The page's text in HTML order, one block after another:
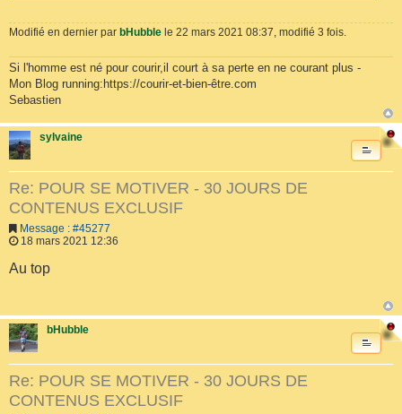
Modifié en dernier par bHubble le 22 mars 2021 08:37, modifié 3 fois.
Si l'homme est né pour courir,il court à sa perte en ne courant plus -
Mon Blog running:https://courir-et-bien-être.com
Sebastien
sylvaine
Re: POUR SE MOTIVER - 30 JOURS DE
CONTENUS EXCLUSIF
Message : #45277
18 mars 2021 12:36
Au top
bHubble
Re: POUR SE MOTIVER - 30 JOURS DE
CONTENUS EXCLUSIF